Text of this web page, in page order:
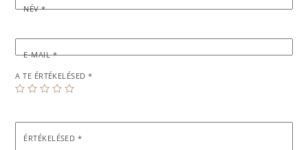
NÉV*
E-MAIL*
A TE ÉRTÉKELÉSED*
ÉRTÉKELÉSED *